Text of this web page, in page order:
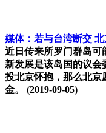
媒体：若与台湾断交
近日传来所罗门群岛可
新发展是该岛国的议
投北京怀抱，那么北京
金。
(2019-09-05)